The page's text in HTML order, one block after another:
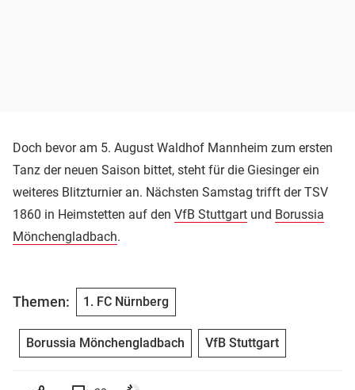
Doch bevor am 5. August Waldhof Mannheim zum ersten
Tanz der neuen Saison bittet, steht für die Giesinger ein
weiteres Blitzturnier an. Nächsten Samstag trifft der TSV
1860 in Heimstetten auf den VfB Stuttgart und Borussia
Mönchengladbach.
Themen: 1. FC Nürnberg
Borussia Mönchengladbach VfB Stuttgart